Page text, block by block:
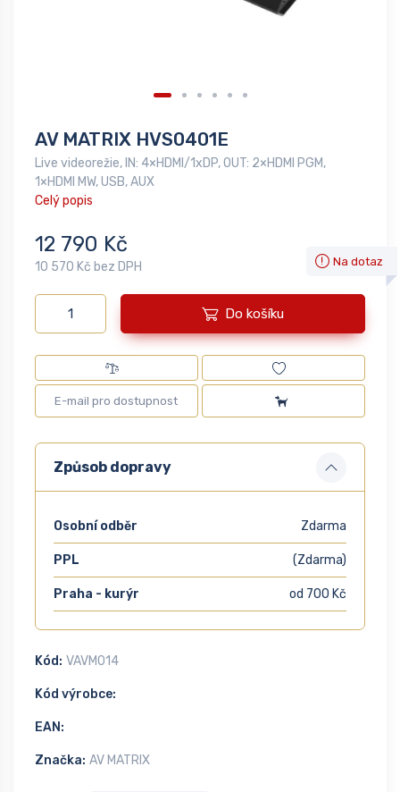
AV MATRIX HVS0401E
Live videorežie, IN: 4×HDMI/1xDP, OUT: 2×HDMI PGM,
1×HDMI MW, USB, AUX
Celý popis
12 790 Kč
10 570 Kč bez DPH Na dotaz
Do košíku
Způsob dopravy
Osobní odběr Zdarma
PPL (Zdarma)
Praha - kurýr od 700 Kč
Kód: VAVM014
Kód výrobce:
EAN:
Značka: AV MATRIX